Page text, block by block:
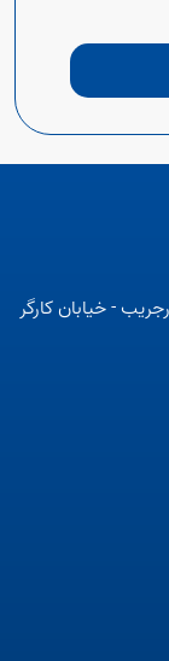
- خیابان کارگر